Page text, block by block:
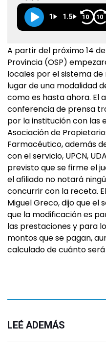
1 1.5 10 10
A partir del próximo 14
Provincia (OSP)
locales por el sistema
lugar de una modalidad
como es hasta ahora. El
conferencia de prensa
por la institución con las
Asociación de
Farmacéutico, además
con el servicio, UPCN,
previsto que se firme el
el afiliado no notará
concurrir con la receta.
Miguel Greco, dijo que el
que la modificación es
las prestaciones y para
montos que se pagan,
calculado de cuánto
LEÉ ADEMÁS